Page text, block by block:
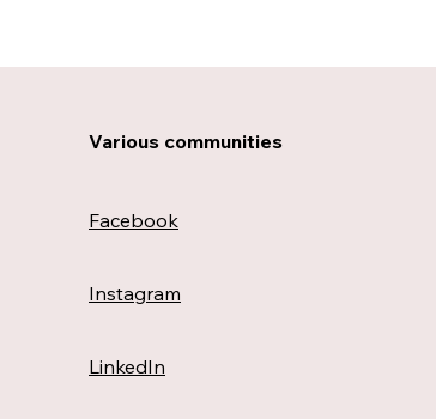
Various communities
Facebook
Instagram
LinkedIn